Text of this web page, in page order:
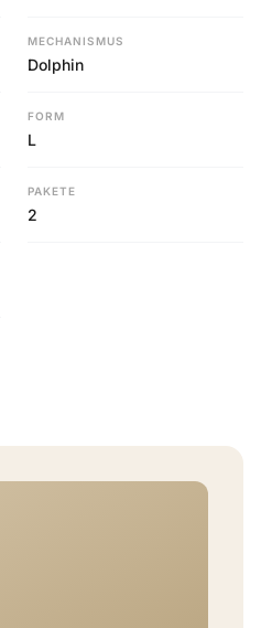
MECHANISMUS
Dolphin
FORM
L
PAKETE
2